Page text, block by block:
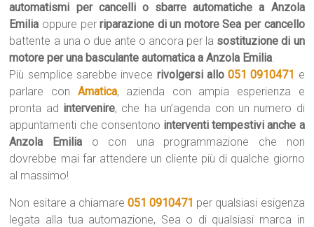
automatismi per cancelli o sbarre automatiche a Anzola
Emilia oppure perriparazione di un motore Sea per cancello
battente a una o due ante o ancora per la sostituzione di un
motore per una basculante automatica a Anzola Emilia.
Più semplice sarebbe invece rivolgersi allo051 0910471 e
parlare con Amatica, azienda con ampia esperienza e
pronta ad intervenire, che ha un’agenda con un numero di
appuntamenti che consentono interventi tempestivi anche a
Anzola Emilia o con una programmazione che non
dovrebbe mai far attendere un cliente più di qualche giorno
al massimo!
Non esitare a chiamare 051 0910471 per qualsiasi esigenza
legata alla tua automazione, Sea o di qualsiasi marca in